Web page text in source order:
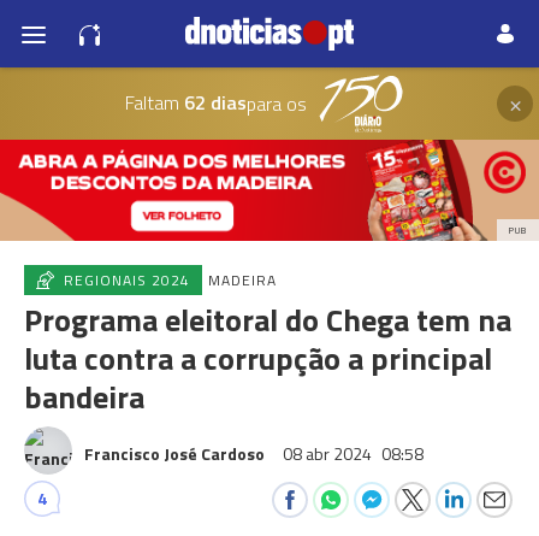
Faltam 62 diaspara os ×
PUB
REGIONAIS 2024 MADEIRA
Programa eleitoral do Chega tem na
luta contra a corrupção a principal
bandeira
Francisco José Cardoso 08 abr 2024 08:58
4